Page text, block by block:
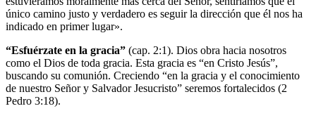
único camino justo y verdadero es seguir la dirección que él nos ha
indicado en primer lugar».
“Esfuérzate en la gracia” (cap. 2:1). Dios obra hacia nosotros
como el Dios de toda gracia. Esta gracia es “en Cristo Jesús”,
buscando su comunión. Creciendo “en la gracia y el conocimiento
de nuestro Señor y Salvador Jesucristo” seremos fortalecidos (2
Pedro 3:18).